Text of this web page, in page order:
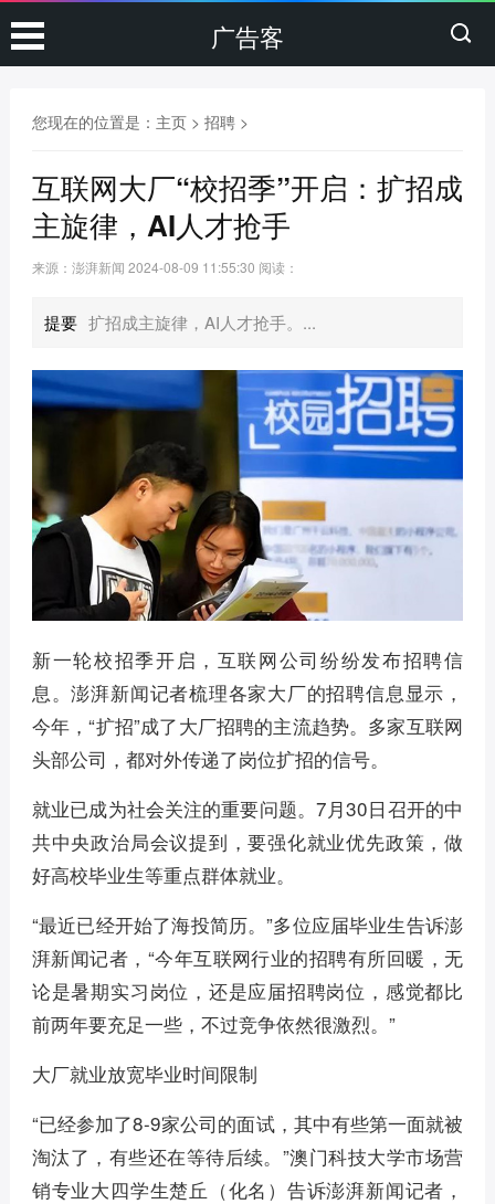
广告客
您现在的位置是： 主页> 招聘>
互联网大厂“校招季”开启：扩招成
主旋律，AI人才抢手
来源：澎湃新闻 2024-08-09 11:55:30 阅读：
提要 扩招成主旋律，AI人才抢手。...
新一轮校招季开启，互联网公司纷纷发布招聘信
息。澎湃新闻记者梳理各家大厂的招聘信息显示，
今年，“扩招”成了大厂招聘的主流趋势。多家互联网
头部公司，都对外传递了岗位扩招的信号。
就业已成为社会关注的重要问题。7月30日召开的中
共中央政治局会议提到，要强化就业优先政策，做
好高校毕业生等重点群体就业。
“最近已经开始了海投简历。”多位应届毕业生告诉澎
湃新闻记者，“今年互联网行业的招聘有所回暖，无
论是暑期实习岗位，还是应届招聘岗位，感觉都比
前两年要充足一些，不过竞争依然很激烈。”
大厂就业放宽毕业时间限制
“已经参加了8-9家公司的面试，其中有些第一面就被
淘汰了，有些还在等待后续。”澳门科技大学市场营
销专业大四学生楚丘（化名）告诉澎湃新闻记者，